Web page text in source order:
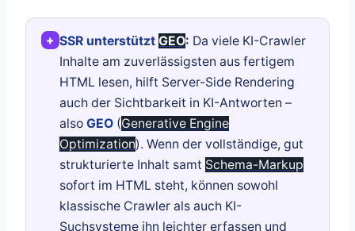
+ SSR unterstützt GEO: Da viele KI-Crawler
Inhalte am zuverlässigsten aus fertigem
HTML lesen, hilft Server-Side Rendering
auch der Sichtbarkeit in KI-Antworten –
also GEO(Generative Engine
Optimization). Wenn der vollständige, gut
strukturierte Inhalt samt Schema-Markup
sofort im HTML steht, können sowohl
klassische Crawler als auch KI-
Suchsysteme ihn leichter erfassen und